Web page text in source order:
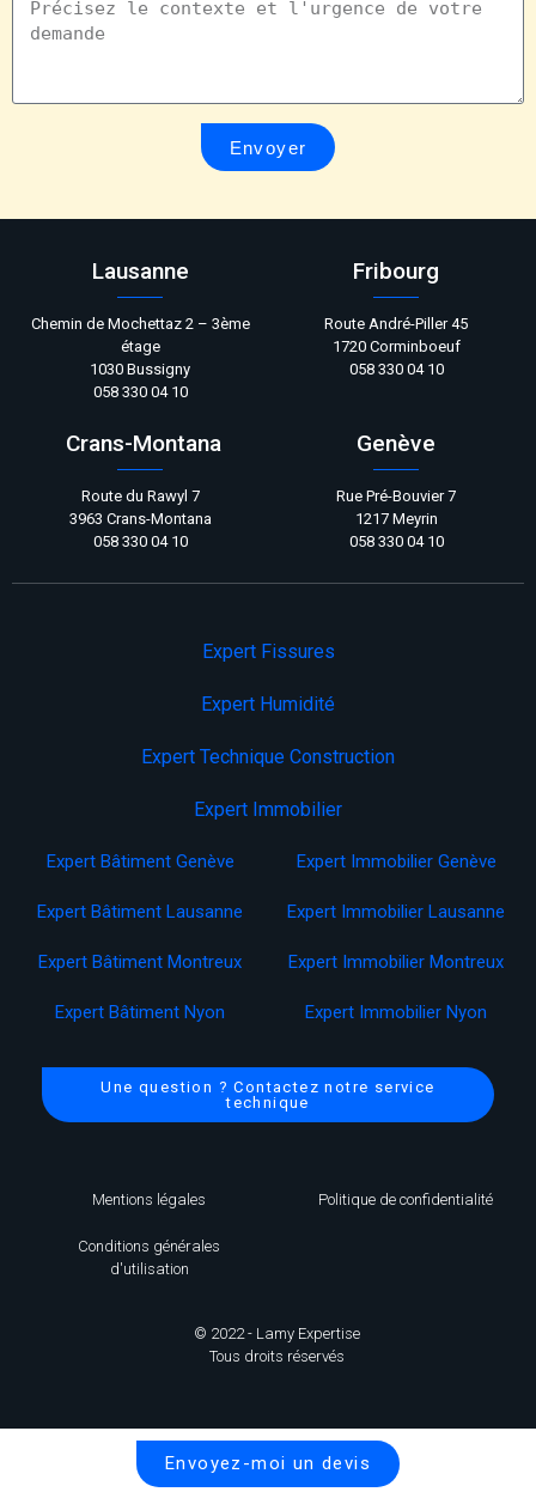
Envoyez-moi un devis
Envoyer
Lausanne
Chemin de Mochettaz 2 – 3ème
étage
1030 Bussigny
058 330 04 10
Fribourg
Route André-Piller 45
1720 Corminboeuf
058 330 04 10
Crans-Montana
Route du Rawyl 7
3963 Crans-Montana
058 330 04 10
Genève
Rue Pré-Bouvier 7
1217 Meyrin
058 330 04 10
Expert Fissures
Expert Humidité
Expert Technique Construction
Expert Immobilier
Expert Bâtiment Genève
Expert Bâtiment Lausanne
Expert Bâtiment Montreux
Expert Bâtiment Nyon
Expert Immobilier Genève
Expert Immobilier Lausanne
Expert Immobilier Montreux
Expert Immobilier Nyon
Une question ? Contactez notre service
technique
Mentions légales Politique de confidentialité
Conditions générales
d'utilisation
© 2022 - Lamy Expertise
Tous droits réservés